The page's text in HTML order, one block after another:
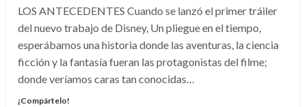
LOS ANTECEDENTES Cuando se lanzó el primer tráiler
del nuevo trabajo de Disney, Un pliegue en el tiempo,
esperábamos una historia donde las aventuras, la ciencia
ficción y la fantasía fueran las protagonistas del filme;
donde veríamos caras tan conocidas…
¡Compártelo!